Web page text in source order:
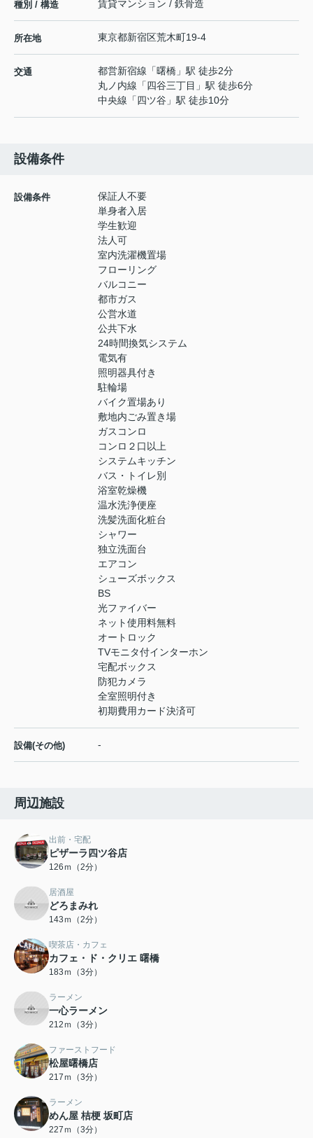
種別 / 構造 賃貸マンション / 鉄骨造
所在地 東京都新宿区荒木町19-4
交通 都営新宿線 「曙橋 」駅 徒歩2分
丸ノ内線 「四谷三丁目 」駅 徒歩6分
中央線 「四ツ谷 」駅 徒歩10分
設備条件
設備条件
保証人不要
単身者入居
学生歓迎
法人可
室内洗濯機置場
フローリング
バルコニー
都市ガス
公営水道
公共下水
24時間換気システム
電気有
照明器具付き
駐輪場
バイク置場あり
敷地内ごみ置き場
ガスコンロ
コンロ２口以上
システムキッチン
バス・トイレ別
浴室乾燥機
温水洗浄便座
洗髪洗面化粧台
シャワー
独立洗面台
エアコン
シューズボックス
BS
光ファイバー
ネット使用料無料
オートロック
TVモニタ付インターホン
宅配ボックス
防犯カメラ
全室照明付き
初期費用カード決済可
設備(その他) -
周辺施設
出前・宅配
ピザーラ四ツ谷店
126ｍ（2分）
居酒屋
どろまみれ
143ｍ（2分）
喫茶店・カフェ
カフェ・ド・クリエ 曙橋
183ｍ（3分）
ラーメン
一心ラーメン
212ｍ（3分）
ファーストフード
松屋曙橋店
217ｍ（3分）
ラーメン
めん屋 桔梗 坂町店
227ｍ（3分）